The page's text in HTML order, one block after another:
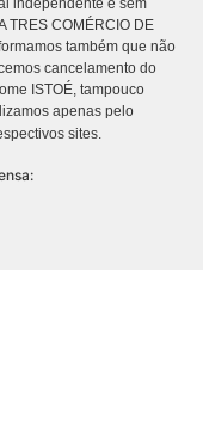
independente e sem
TRES COMÉRCIO DE
também que não
cancelamento do
ISTOÉ, tampouco
apenas pelo
sites.